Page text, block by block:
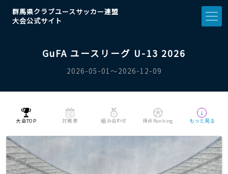
群馬県クラブユースサッカー連盟
大会公式サイト
GuFA ユースリーグ U-13 2026
2026-05-01〜2026-12-09
大会TOP 対戦表 組み合わせ 得点Ranking
↓
もっと見る